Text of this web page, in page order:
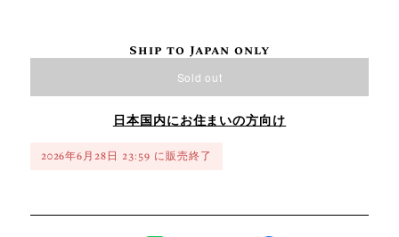
Ship to Japan only
Sold out
日本国内にお住まいの方向け
2026年6月28日 23:59 に販売終了